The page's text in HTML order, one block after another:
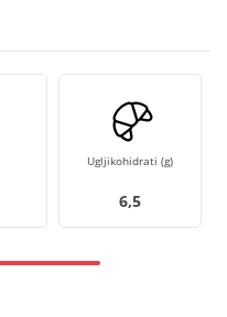
Ugljikohidrati (g)
6,5